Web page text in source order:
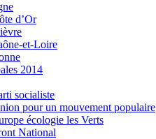
d’Or
et-Loire
2014
socialiste
pour un mouvement populaire
écologie les Verts
National